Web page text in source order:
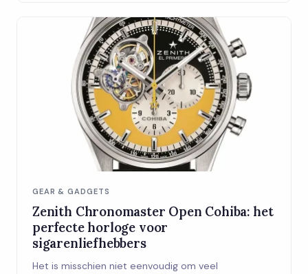
GEAR & GADGETS
Zenith Chronomaster Open Cohiba: het
perfecte horloge voor
sigarenliefhebbers
Het is misschien niet eenvoudig om veel